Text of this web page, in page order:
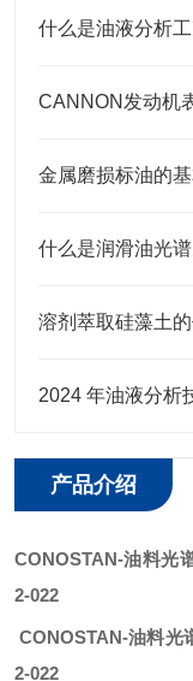
什么是油液分析
CANNON发动机
金属磨损标油的
什么是润滑油光
溶剂萃取硅藻土
2024 年油液分析
产品介绍
CONOSTAN-油料光
2-022
CONOSTAN-油料光
2-022